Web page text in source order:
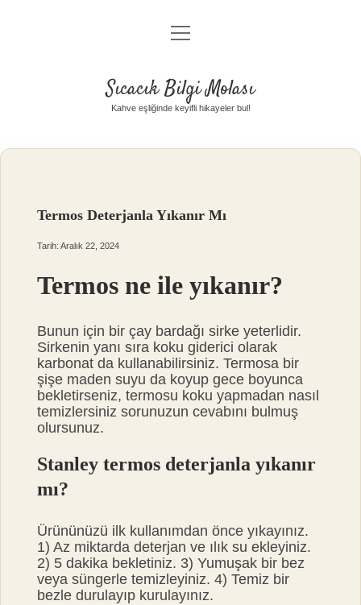
Anasayfa
Yasal Uyarı
menüyü
aç
Sıcacık Bilgi Molası
Kahve eşliğinde keyifli hikayeler bul!
Termos Deterjanla Yıkanır Mı
Tarih: Aralık 22, 2024
Termos ne ile yıkanır?
Bunun için bir çay bardağı sirke yeterlidir.
Sirkenin yanı sıra koku giderici olarak
karbonat da kullanabilirsiniz. Termosa bir
şişe maden suyu da koyup gece boyunca
bekletirseniz, termosu koku yapmadan nasıl
temizlersiniz sorunuzun cevabını bulmuş
olursunuz.
Stanley termos deterjanla yıkanır
mı?
Ürününüzü ilk kullanımdan önce yıkayınız.
1) Az miktarda deterjan ve ılık su ekleyiniz.
2) 5 dakika bekletiniz. 3) Yumuşak bir bez
veya süngerle temizleyiniz. 4) Temiz bir
bezle durulayıp kurulayınız.